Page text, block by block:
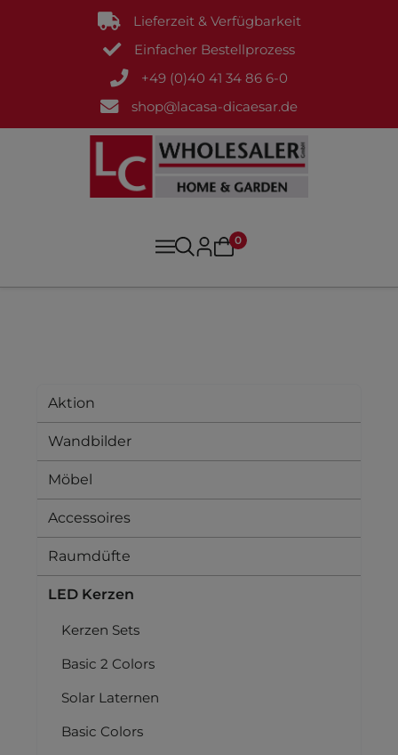
Lieferzeit & Verfügbarkeit
Einfacher Bestellprozess
+49 (0)40 41 34 86 6-0
shop@lacasa-dicaesar.de
0
Aktion
Wandbilder
Möbel
Accessoires
Raumdüfte
LED Kerzen
Kerzen Sets
Basic 2 Colors
Solar Laternen
Basic Colors